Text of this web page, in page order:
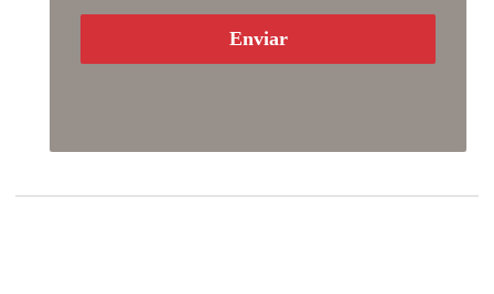
Enviar